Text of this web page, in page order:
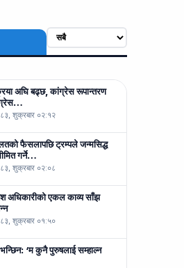
अघि बढ्छ, कांग्रेस रूपान्तरण
शुक्रबार ०२:१२
फैसलापछि ट्रम्पले जन्मसिद्ध
गर्ने…
शुक्रबार ०२:०८
अधिकारीको एकल काव्य साँझ
शुक्रबार ०१:५०
‘म कुनै पुरुषलाई सम्हाल्न